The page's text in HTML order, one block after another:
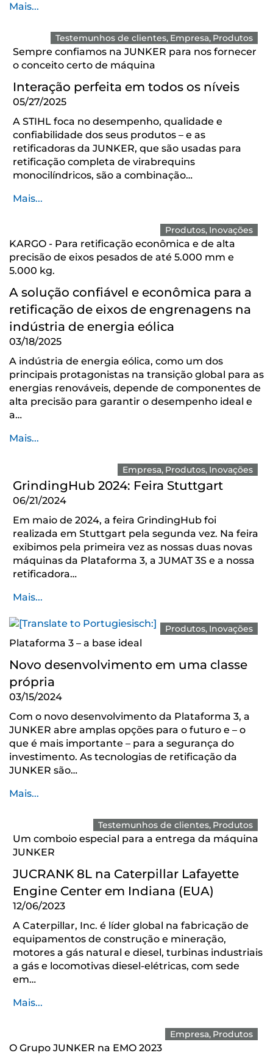
Mais...
Testemunhos de clientes Empresa Produtos
Sempre confiamos na JUNKER para nos fornecer
o conceito certo de máquina
Interação perfeita em todos os níveis
05/27/2025
A STIHL foca no desempenho, qualidade e
confiabilidade dos seus produtos – e as
retificadoras da JUNKER, que são usadas para
retificação completa de virabrequins
monocilíndricos, são a combinação…
Mais...
Produtos Inovações
KARGO - Para retificação econômica e de alta
precisão de eixos pesados de até 5.000 mm e
5.000 kg.
A solução confiável e econômica para a
retificação de eixos de engrenagens na
indústria de energia eólica
03/18/2025
A indústria de energia eólica, como um dos
principais protagonistas na transição global para as
energias renováveis, depende de componentes de
alta precisão para garantir o desempenho ideal e
a…
Mais...
Empresa Produtos Inovações
GrindingHub 2024: Feira Stuttgart
06/21/2024
Em maio de 2024, a feira GrindingHub foi
realizada em Stuttgart pela segunda vez. Na feira
exibimos pela primeira vez as nossas duas novas
máquinas da Plataforma 3, a JUMAT 3S e a nossa
retificadora…
Mais...
Produtos Inovações
Plataforma 3 – a base ideal
Novo desenvolvimento em uma classe
própria
03/15/2024
Com o novo desenvolvimento da Plataforma 3, a
JUNKER abre amplas opções para o futuro e – o
que é mais importante – para a segurança do
investimento. As tecnologias de retificação da
JUNKER são…
Mais...
Testemunhos de clientes Produtos
Um comboio especial para a entrega da máquina
JUNKER
JUCRANK 8L na Caterpillar Lafayette
Engine Center em Indiana (EUA)
12/06/2023
A Caterpillar, Inc. é líder global na fabricação de
equipamentos de construção e mineração,
motores a gás natural e diesel, turbinas industriais
a gás e locomotivas diesel-elétricas, com sede
em…
Mais...
Empresa Produtos
O Grupo JUNKER na EMO 2023